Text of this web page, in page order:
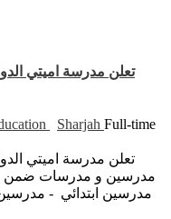
تعلن مدرسة اميتي
Sharjah Full-time
تعلن مدرسة اميتي
مدرسين و مدرسات ضمن
مدرسين ابتدائي -